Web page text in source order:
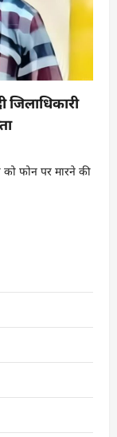
जिलाधिकारी
को फोन पर मारने की